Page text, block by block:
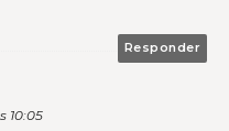
Responder
10:05